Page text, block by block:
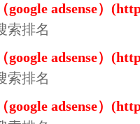
google adsense）
索排名
google adsense）
索排名
google adsense）